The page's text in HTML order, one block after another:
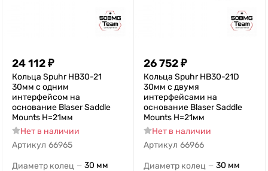
24 112₽
Кольца Spuhr HB30-21
30мм с одним
интерфейсом на
основание Blaser Saddle
Mounts H=21мм
Нет в наличии
Артикул 66965
Диаметр колец — 30 мм
26 752₽
Кольца Spuhr HB30-21D
30мм с двумя
интерфейсами на
основание Blaser Saddle
Mounts H=21мм
Нет в наличии
Артикул 66966
Диаметр колец — 30 мм